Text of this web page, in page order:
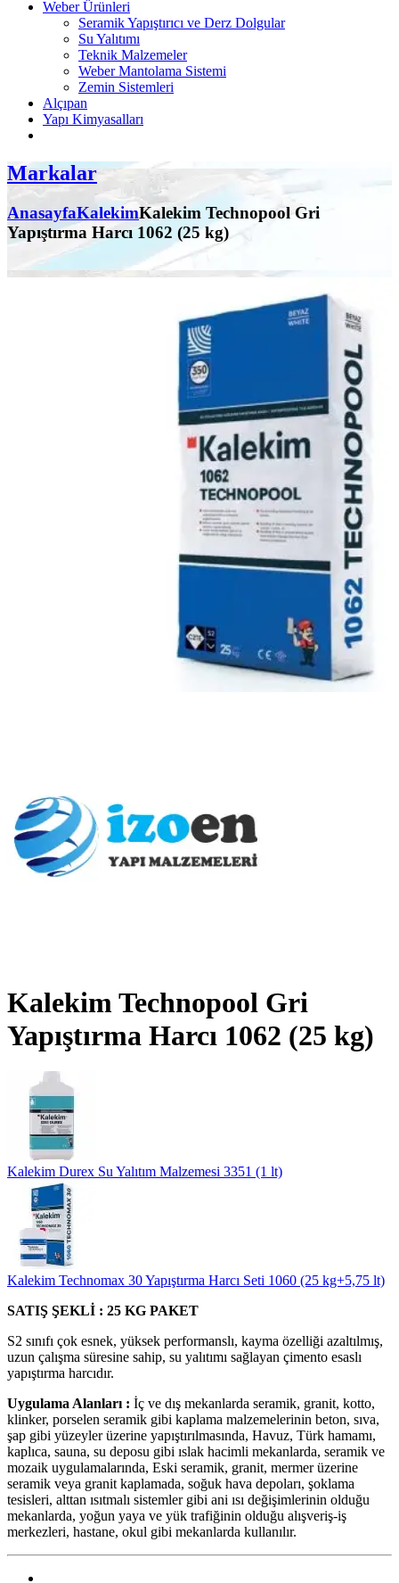
Weber Ürünleri
Seramik Yapıştırıcı ve Derz Dolgular
Su Yalıtımı
Teknik Malzemeler
Weber Mantolama Sistemi
Zemin Sistemleri
Alçıpan
Yapı Kimyasalları
Markalar
AnasayfaKalekimKalekim Technopool Gri
Yapıştırma Harcı 1062 (25 kg)
Kalekim Technopool Gri
Yapıştırma Harcı 1062 (25 kg)
Kalekim Durex Su Yalıtım Malzemesi 3351 (1 lt)
Kalekim Technomax 30 Yapıştırma Harcı Seti 1060 (25 kg+5,75 lt)
SATIŞ ŞEKLİ : 25 KG PAKET
S2 sınıfı çok esnek, yüksek performanslı, kayma özelliği azaltılmış,
uzun çalışma süresine sahip, su yalıtımı sağlayan çimento esaslı
yapıştırma harcıdır.
Uygulama Alanları : İç ve dış mekanlarda seramik, granit, kotto,
klinker, porselen seramik gibi kaplama malzemelerinin beton, sıva,
şap gibi yüzeyler üzerine yapıştırılmasında, Havuz, Türk hamamı,
kaplıca, sauna, su deposu gibi ıslak hacimli mekanlarda, seramik ve
mozaik uygulamalarında, Eski seramik, granit, mermer üzerine
seramik veya granit kaplamada, soğuk hava depoları, şoklama
tesisleri, alttan ısıtmalı sistemler gibi ani ısı değişimlerinin olduğu
mekanlarda, yoğun yaya ve yük trafiğinin olduğu alışveriş-iş
merkezleri, hastane, okul gibi mekanlarda kullanılır.